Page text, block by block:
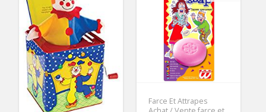
Farce Et Attrapes